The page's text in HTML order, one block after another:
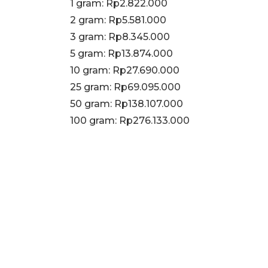
‎1 gram: Rp2.822.000
‎2 gram: Rp5.581.000
3 gram: Rp8.345.000
‎5 gram: Rp13.874.000
10 gram: Rp27.690.000
‎25 gram: Rp69.095.000
‎50 gram: Rp138.107.000
‎100 gram: Rp276.133.000